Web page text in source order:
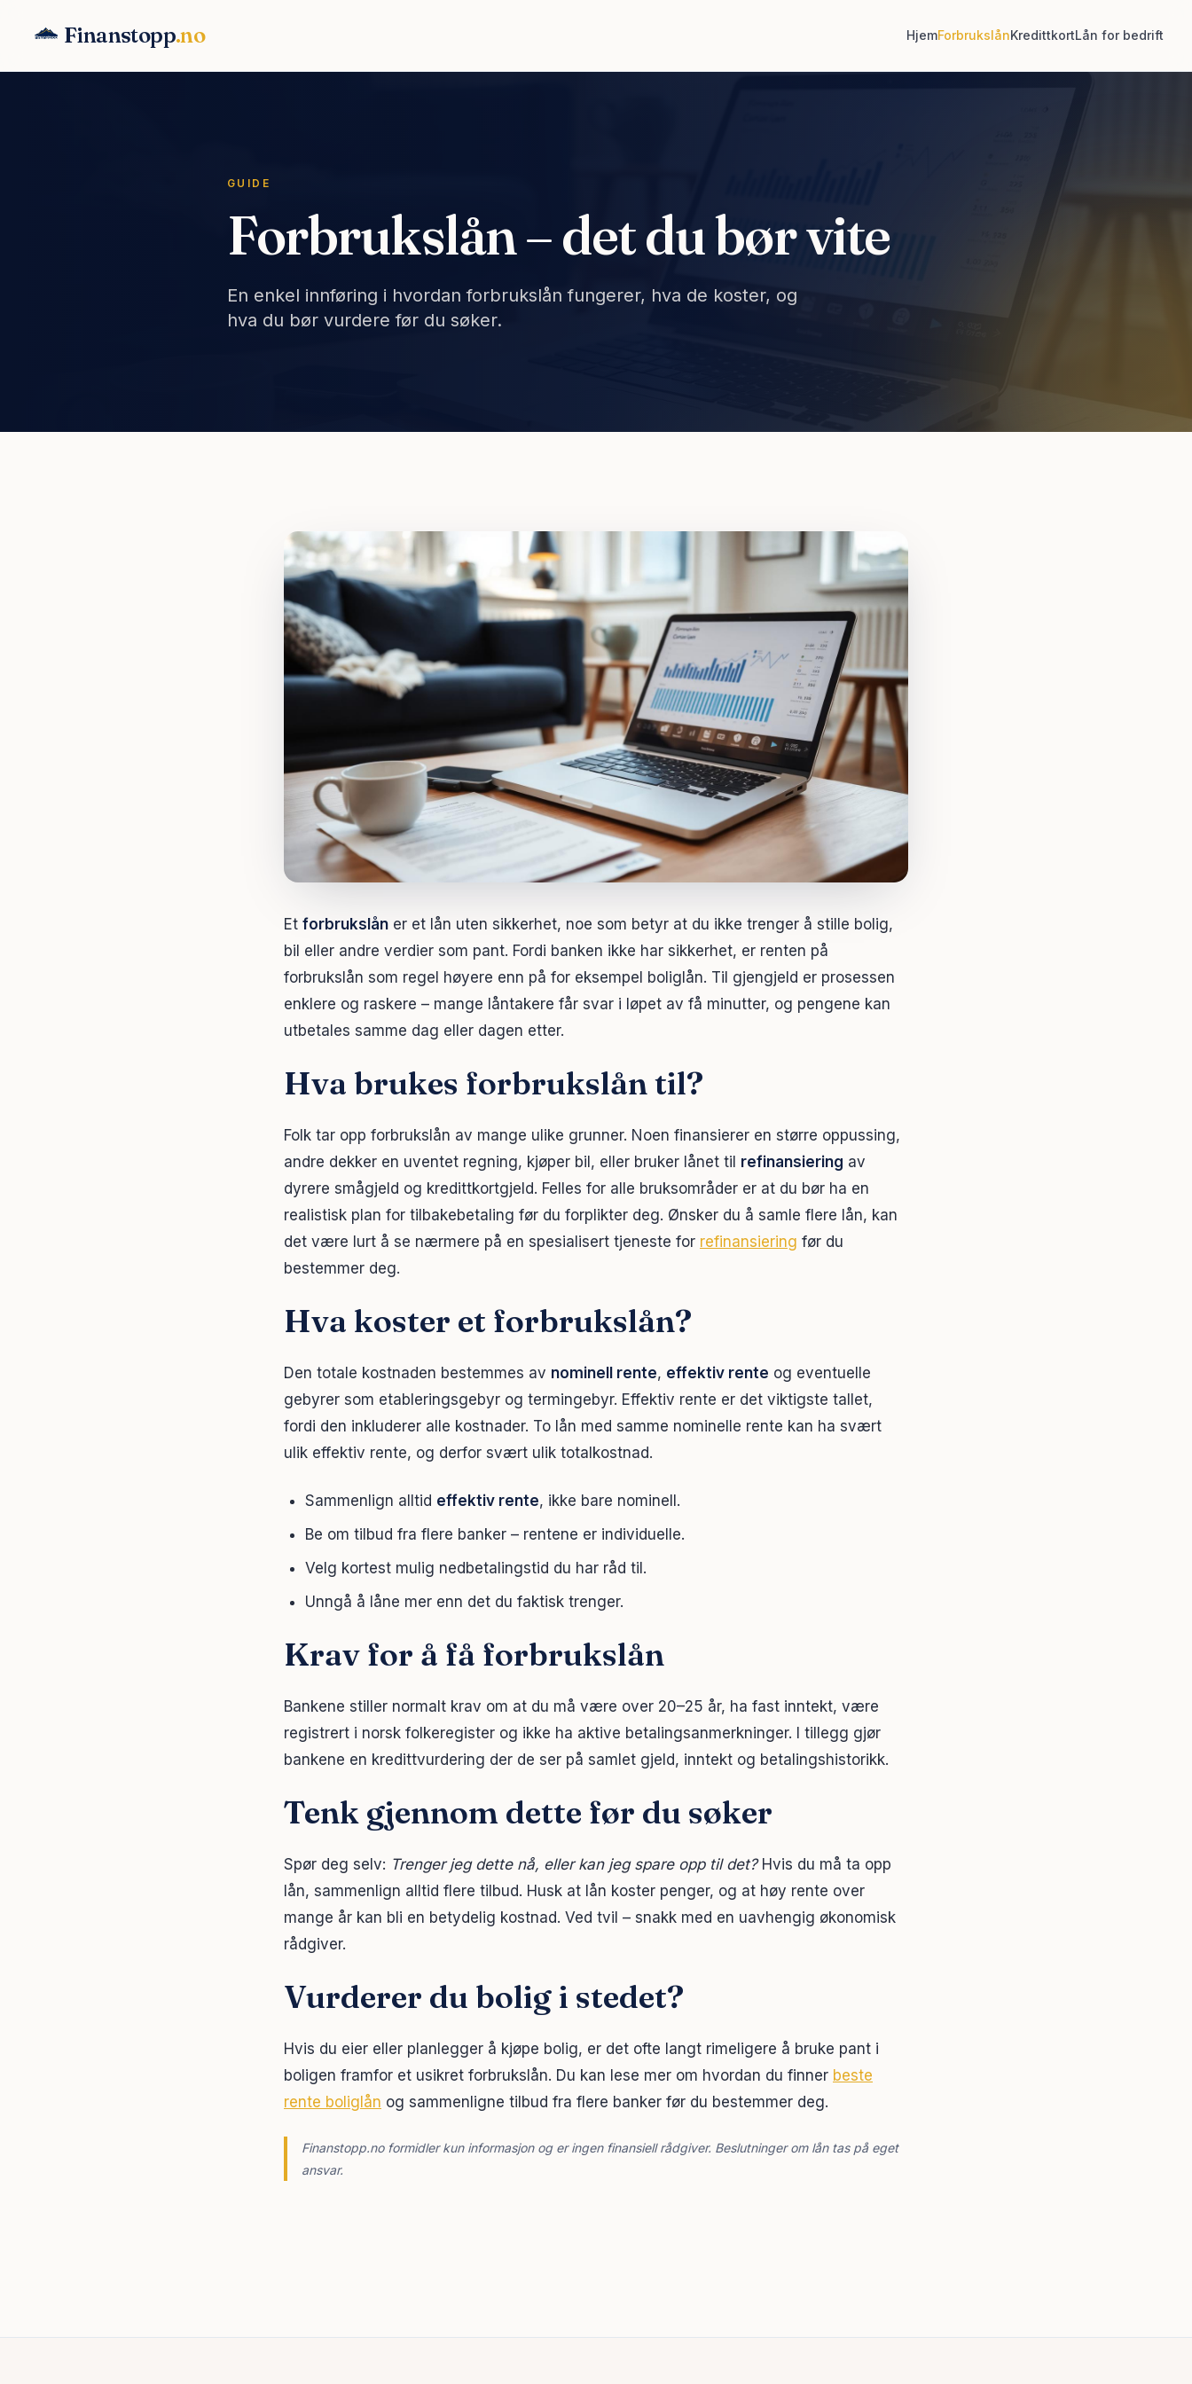
Finanstopp.no HjemForbrukslånKredittkortLån for bedrift
GUIDE
Forbrukslån – det du bør vite
En enkel innføring i hvordan forbrukslån fungerer, hva de koster, og
hva du bør vurdere før du søker.
Et forbrukslån er et lån uten sikkerhet, noe som betyr at du ikke trenger å stille bolig,
bil eller andre verdier som pant. Fordi banken ikke har sikkerhet, er renten på
forbrukslån som regel høyere enn på for eksempel boliglån. Til gjengjeld er prosessen
enklere og raskere – mange låntakere får svar i løpet av få minutter, og pengene kan
utbetales samme dag eller dagen etter.
Hva brukes forbrukslån til?
Folk tar opp forbrukslån av mange ulike grunner. Noen finansierer en større oppussing,
andre dekker en uventet regning, kjøper bil, eller bruker lånet til refinansiering av
dyrere smågjeld og kredittkortgjeld. Felles for alle bruksområder er at du bør ha en
realistisk plan for tilbakebetaling før du forplikter deg. Ønsker du å samle flere lån, kan
det være lurt å se nærmere på en spesialisert tjeneste for refinansiering før du
bestemmer deg.
Hva koster et forbrukslån?
Den totale kostnaden bestemmes av nominell rente, effektiv rente og eventuelle
gebyrer som etableringsgebyr og termingebyr. Effektiv rente er det viktigste tallet,
fordi den inkluderer alle kostnader. To lån med samme nominelle rente kan ha svært
ulik effektiv rente, og derfor svært ulik totalkostnad.
Sammenlign alltid effektiv rente, ikke bare nominell.
Be om tilbud fra flere banker – rentene er individuelle.
Velg kortest mulig nedbetalingstid du har råd til.
Unngå å låne mer enn det du faktisk trenger.
Krav for å få forbrukslån
Bankene stiller normalt krav om at du må være over 20–25 år, ha fast inntekt, være
registrert i norsk folkeregister og ikke ha aktive betalingsanmerkninger. I tillegg gjør
bankene en kredittvurdering der de ser på samlet gjeld, inntekt og betalingshistorikk.
Tenk gjennom dette før du søker
Spør deg selv: Trenger jeg dette nå, eller kan jeg spare opp til det?Hvis du må ta opp
lån, sammenlign alltid flere tilbud. Husk at lån koster penger, og at høy rente over
mange år kan bli en betydelig kostnad. Ved tvil – snakk med en uavhengig økonomisk
rådgiver.
Vurderer du bolig i stedet?
Hvis du eier eller planlegger å kjøpe bolig, er det ofte langt rimeligere å bruke pant i
boligen framfor et usikret forbrukslån. Du kan lese mer om hvordan du finner beste
rente boliglån og sammenligne tilbud fra flere banker før du bestemmer deg.
Finanstopp.no formidler kun informasjon og er ingen finansiell rådgiver. Beslutninger om lån tas på eget
ansvar.